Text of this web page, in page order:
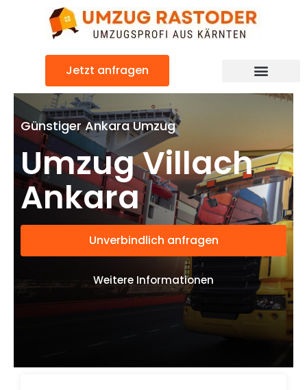
Jetzt anfragen
Günstiger Ankara Umzug
Umzug Villach
Ankara
Unverbindlich anfragen
Weitere Informationen